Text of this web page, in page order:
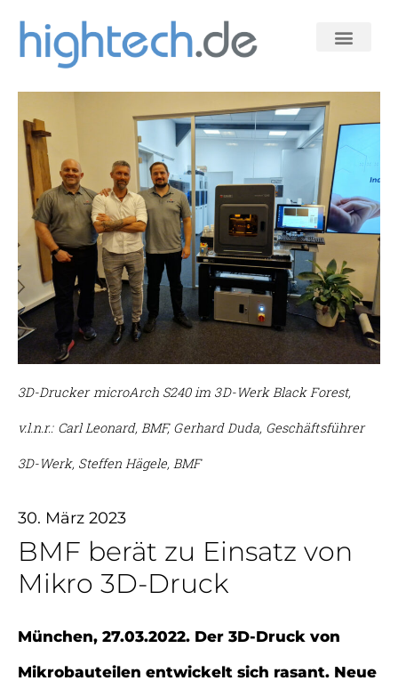
Zum
Inhalt
springen
3D-Drucker microArch S240 im 3D-Werk Black Forest,
v.l.n.r.: Carl Leonard, BMF, Gerhard Duda, Geschäftsführer
3D-Werk, Steffen Hägele, BMF
30. März 2023
BMF berät zu Einsatz von
Mikro 3D-Druck
München, 27.03.2022. Der 3D-Druck von
Mikrobauteilen entwickelt sich rasant. Neue